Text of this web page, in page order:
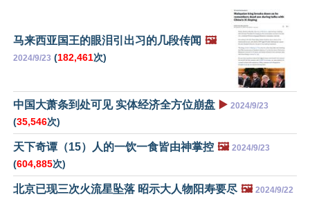
马来西亚国王的眼泪引出习的几段传闻 🖼️
2024/9/23 (182,461次)
中国大萧条到处可见 实体经济全方位崩盘 ▶️ 2024/9/23
(35,546次)
天下奇谭（15）人的一饮一食皆由神掌控 🖼️ 2024/9/23
(604,885次)
北京已现三次火流星坠落 昭示大人物阳寿要尽 🖼️ 2024/9/22